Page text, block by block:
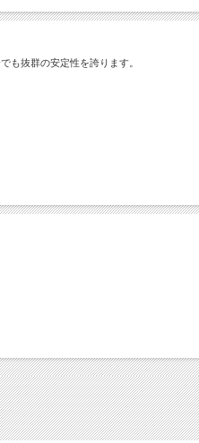
も抜群の安定性を誇ります。